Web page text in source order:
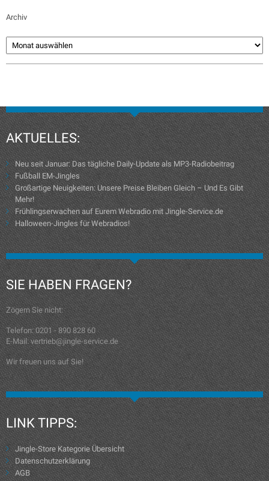
Archiv
AKTUELLES:
Neu seit Januar: Das tägliche Daily-Update als MP3-Radiobeitrag
Fußball EM-Jingles
Großartige Neuigkeiten: Unsere Preise Bleiben Gleich – Und Es Gibt
Mehr!
Frühlingserwachen auf Eurem Webradio mit Jingle-Service.de
Halloween-Jingles für Webradios!
SIE HABEN FRAGEN?
Zögern Sie nicht:
Telefon: 0201 - 890 828 60
E-Mail: vertrieb@jingle-service.de
Wir freuen uns auf Sie!
LINK TIPPS:
Jingle-Store Kategorie Übersicht
Datenschutzerklärung
AGB